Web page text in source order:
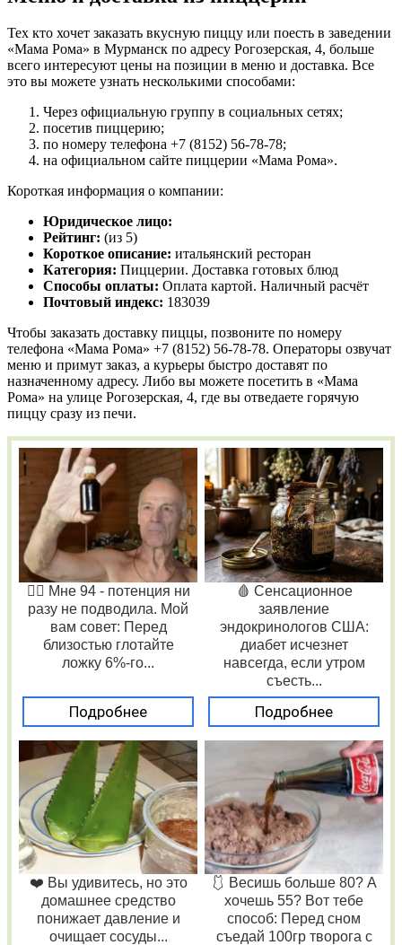
Тех кто хочет заказать вкусную пиццу или поесть в заведении
«Мама Рома» в Мурманск по адресу Рогозерская, 4, больше
всего интересуют цены на позиции в меню и доставка. Все
это вы можете узнать несколькими способами:
Через официальную группу в социальных сетях;
посетив пиццерию;
по номеру телефона +7 (8152) 56-78-78;
на официальном сайте пиццерии «Мама Рома».
Короткая информация о компании:
Юридическое лицо:
Рейтинг: (из 5)
Короткое описание: итальянский ресторан
Категория: Пиццерии. Доставка готовых блюд
Способы оплаты: Оплата картой. Наличный расчёт
Почтовый индекс: 183039
Чтобы заказать доставку пиццы, позвоните по номеру
телефона «Мама Рома» +7 (8152) 56-78-78. Операторы озвучат
меню и примут заказ, а курьеры быстро доставят по
назначенному адресу. Либо вы можете посетить в «Мама
Рома» на улице Рогозерская, 4, где вы отведаете горячую
пиццу сразу из печи.
❤️‍🔥 Мне 94 - потенция ни
разу не подводила. Мой
вам совет: Перед
близостью глотайте
ложку 6%-го...
Подробнее
🩸 Сенсационное
заявление
эндокринологов США:
диабет исчезнет
навсегда, если утром
съесть...
Подробнее
❤️ Вы удивитесь, но это
домашнее средство
понижает давление и
очищает сосуды...
🩱 Весишь больше 80? А
хочешь 55? Вот тебе
способ: Перед сном
съедай 100гр творога с